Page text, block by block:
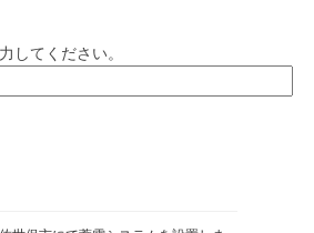
してください。